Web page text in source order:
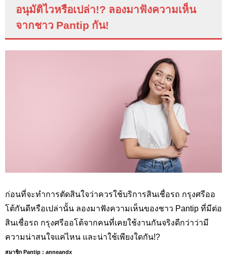
อนุมัติไวหรือเปล่า!? ลองมาฟังความเห็น
จากชาว Pantip กัน!
ก่อนที่จะทำการตัดสินใจว่าควรใช้บริการสินเชื่อรถ กรุงศรีออ
โต้กันดีหรือเปล่านั้น ลองมาฟังความเห็นของชาว Pantip ที่มีต่อ
สินเชื่อรถ กรุงศรีออโต้จากคนที่เคยใช้งานกันจริงดีกว่าว่ามี
ความน่าสนใจแค่ไหน และน่าใช้เพียงใดกัน!?
สมาชิก Pantip : anneandx